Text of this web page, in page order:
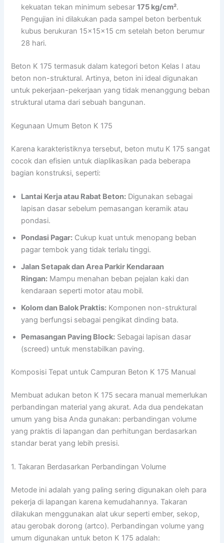
kekuatan tekan minimum sebesar175 kg/cm².
Pengujian ini dilakukan pada sampel beton berbentuk
kubus berukuran 15x15x15 cm setelah beton berumur
28 hari.
Beton K 175 termasuk dalam kategori beton Kelas I atau
beton non-struktural. Artinya, beton ini ideal digunakan
untuk pekerjaan-pekerjaan yang tidak menanggung beban
struktural utama dari sebuah bangunan.
Kegunaan Umum Beton K 175
Karena karakteristiknya tersebut, beton mutu K 175 sangat
cocok dan efisien untuk diaplikasikan pada beberapa
bagian konstruksi, seperti:
Lantai Kerja atau Rabat Beton: Digunakan sebagai
lapisan dasar sebelum pemasangan keramik atau
pondasi.
Pondasi Pagar: Cukup kuat untuk menopang beban
pagar tembok yang tidak terlalu tinggi.
Jalan Setapak dan Area Parkir Kendaraan
Ringan: Mampu menahan beban pejalan kaki dan
kendaraan seperti motor atau mobil.
Kolom dan Balok Praktis: Komponen non-struktural
yang berfungsi sebagai pengikat dinding bata.
Pemasangan Paving Block: Sebagai lapisan dasar
(screed) untuk menstabilkan paving.
Komposisi Tepat untuk Campuran Beton K 175 Manual
Membuat adukan beton K 175 secara manual memerlukan
perbandingan material yang akurat. Ada dua pendekatan
umum yang bisa Anda gunakan: perbandingan volume
yang praktis di lapangan dan perhitungan berdasarkan
standar berat yang lebih presisi.
1. Takaran Berdasarkan Perbandingan Volume
Metode ini adalah yang paling sering digunakan oleh para
pekerja di lapangan karena kemudahannya. Takaran
dilakukan menggunakan alat ukur seperti ember, sekop,
atau gerobak dorong (artco). Perbandingan volume yang
umum digunakan untuk beton K 175 adalah: